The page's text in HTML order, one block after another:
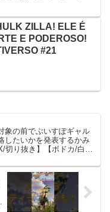
人的には通常色の方が好
ボ ニ...
ZILLA! ELE É
E PODEROSO!
#21
象の前でぶいすぽギャル
したいかを発表するかみ
切り抜き】【ボドカ/白波